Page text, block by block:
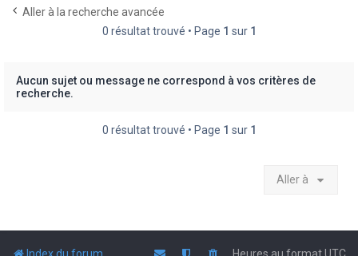
Aller à la recherche avancée
0 résultat trouvé • Page 1 sur 1
Aucun sujet ou message ne correspond à vos critères de
recherche.
0 résultat trouvé • Page 1 sur 1
Aller à